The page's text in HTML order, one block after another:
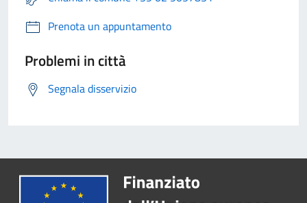
Prenota un appuntamento
Problemi in città
Segnala disservizio